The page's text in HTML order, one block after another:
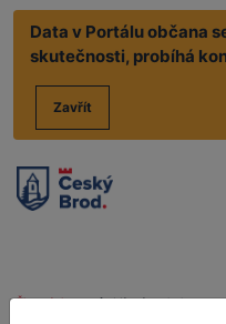
Data v Portálu občana
skutečnosti, probíhá
Zavřít
Životní situace Místní poplatky